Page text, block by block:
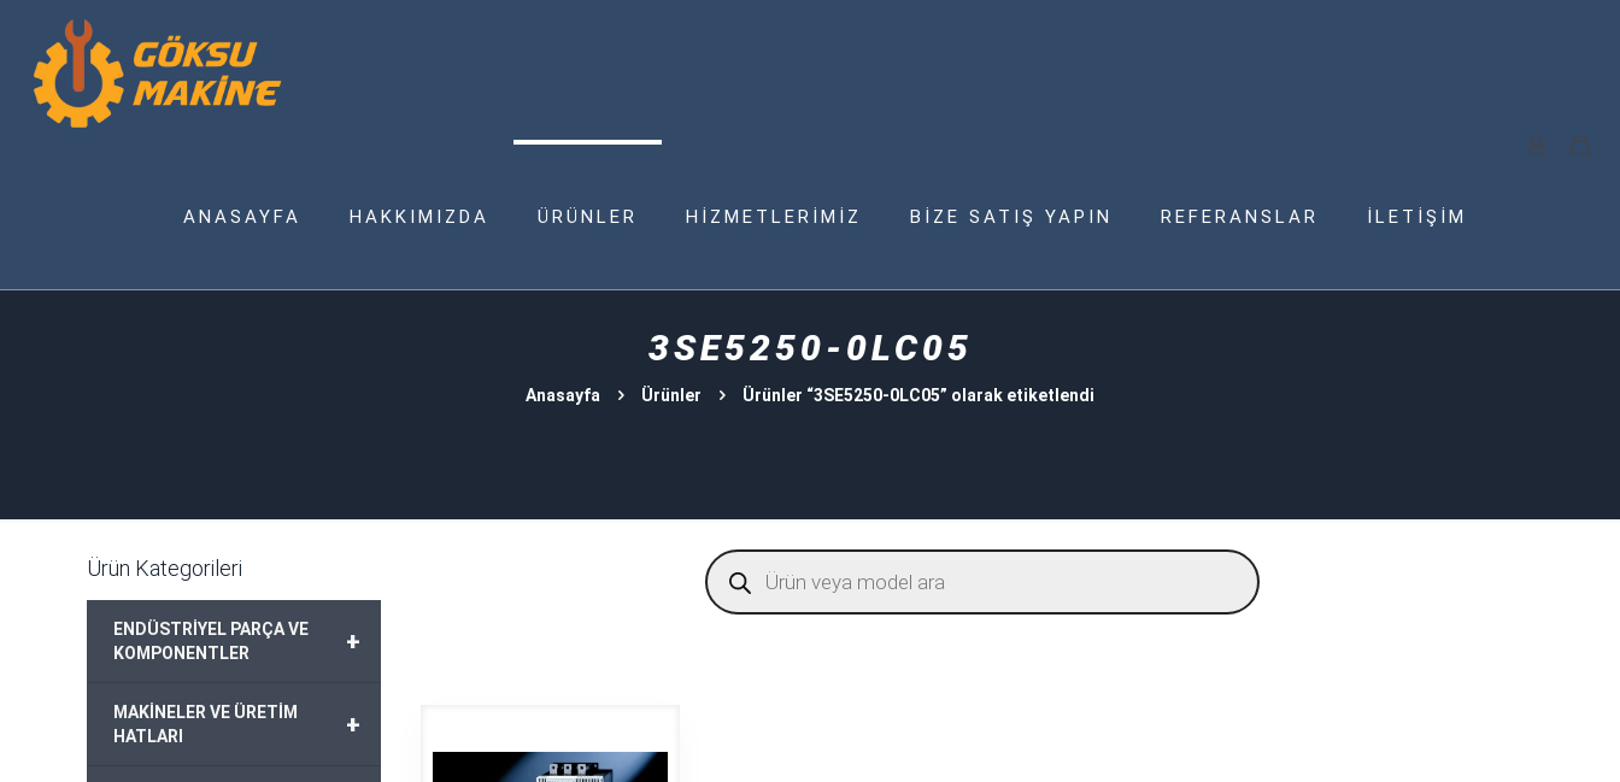
ANASAYFA HAKKIMIZDA ÜRÜNLER HİZMETLERİMİZ BİZE SATIŞ YAPIN REFERANSLAR İLETİŞİM
3SE5250-0LC05
Anasayfa Ürünler Ürünler “3SE5250-0LC05” olarak etiketlendi
Products
search
Ürün Kategorileri
+
ENDÜSTRİYEL PARÇA VE
KOMPONENTLER
+
MAKİNELER VE ÜRETİM
HATLARI